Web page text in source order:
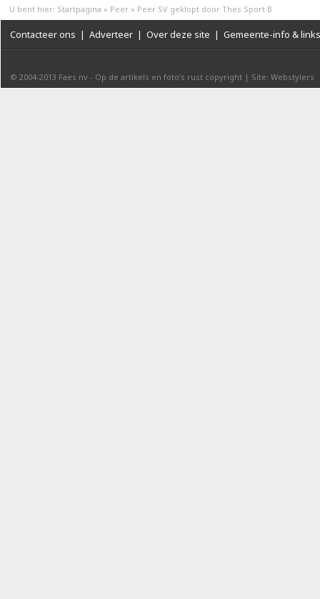
U bent hier: Startpagina » Peer » Peer SV geklopt door Thes Sport B
Contacteer ons | Adverteer | Over deze site | Gemeente-info & links
© 2004-2013 Faes nv - Op de artikels en foto’s rust copyright | Site: Webstylers